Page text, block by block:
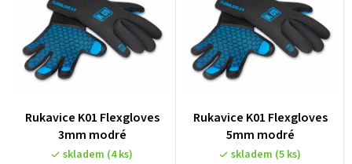
Rukavice K01 Flexgloves
3mm modré
skladem (4 ks)
Rukavice K01 Flexgloves
5mm modré
skladem (5 ks)